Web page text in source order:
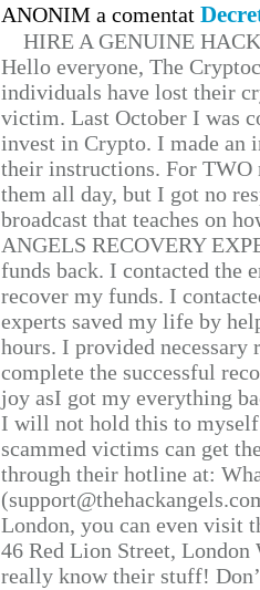
ANONIM a comentat
HIRE A GENUINE
Hello everyone, The
individuals have lost their
victim. Last October I was
invest in Crypto. I made
their instructions. For TWO
them all day, but I got no
broadcast that teaches on
ANGELS RECOVERY
funds back. I contacted the
recover my funds. I
experts saved my life by
hours. I provided
complete the successful
joy asI got my everything
I will not hold this to
scammed victims can get
through their hotline at:
London, you can even visit
46 Red Lion Street, London
really know their stuff!